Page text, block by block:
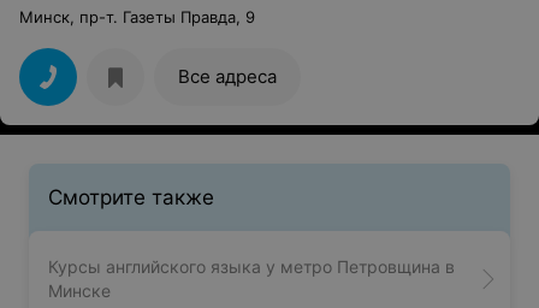
Минск, пр-т. Газеты Правда, 9
Все адреса
Смотрите также
Курсы английского языка у метро Петровщина в
Минске